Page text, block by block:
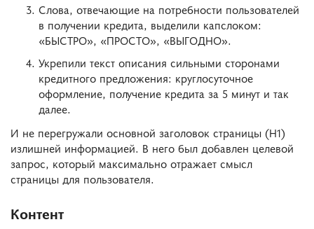
Слова, отвечающие на потребности пользователей
в получении кредита, выделили капслоком:
«БЫСТРО», «ПРОСТО», «ВЫГОДНО».
Укрепили текст описания сильными сторонами
кредитного предложения: круглосуточное
оформление, получение кредита за 5 минут и так
далее.
И не перегружали основной заголовок страницы (H1)
излишней информацией. В него был добавлен целевой
запрос, который максимально отражает смысл
страницы для пользователя.
Контент